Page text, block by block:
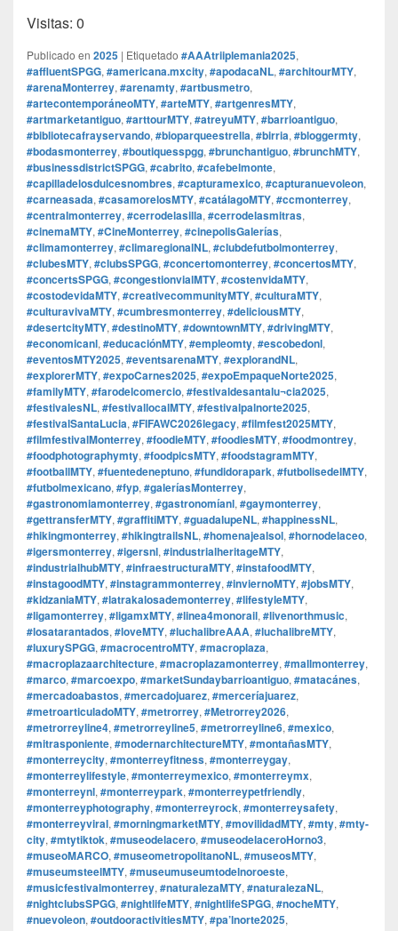
Visitas: 0
Publicado en 2025 | Etiquetado #AAAtriiplemania2025,
#affluentSPGG, #americana.mxcity, #apodacaNL, #architourMTY,
#arenaMonterrey, #arenamty, #artbusmetro,
#artecontemporáneoMTY, #arteMTY, #artgenresMTY,
#artmarketantiguo, #arttourMTY, #atreyuMTY, #barrioantiguo,
#bibliotecafrayservando, #bioparqueestrella, #birria, #bloggermty,
#bodasmonterrey, #boutiquesspgg, #brunchantiguo, #brunchMTY,
#businessdistrictSPGG, #cabrito, #cafebelmonte,
#capilladelosdulcesnombres, #capturamexico, #capturanuevoleon,
#carneasada, #casamorelosMTY, #catálagoMTY, #ccmonterrey,
#centralmonterrey, #cerrodelasilla, #cerrodelasmitras,
#cinemaMTY, #CineMonterrey, #cinepolisGalerías,
#climamonterrey, #climaregionalNL, #clubdefutbolmonterrey,
#clubesMTY, #clubsSPGG, #concertomonterrey, #concertosMTY,
#concertsSPGG, #congestionvialMTY, #costenvidaMTY,
#costodevidaMTY, #creativecommunityMTY, #culturaMTY,
#culturavivaMTY, #cumbresmonterrey, #deliciousMTY,
#desertcityMTY, #destinoMTY, #downtownMTY, #drivingMTY,
#economicanl, #educaciónMTY, #empleomty, #escobedonl,
#eventosMTY2025, #eventsarenaMTY, #explorandNL,
#explorerMTY, #expoCarnes2025, #expoEmpaqueNorte2025,
#familyMTY, #farodelcomercio, #festivaldesantalu¬cia2025,
#festivalesNL, #festivallocalMTY, #festivalpalnorte2025,
#festivalSantaLucia, #FIFAWC2026legacy, #filmfest2025MTY,
#filmfestivalMonterrey, #foodieMTY, #foodiesMTY, #foodmontrey,
#foodphotographymty, #foodpicsMTY, #foodstagramMTY,
#footballMTY, #fuentedeneptuno, #fundidorapark, #futbolisedelMTY,
#futbolmexicano, #fyp, #galeríasMonterrey,
#gastronomiamonterrey, #gastronomíanl, #gaymonterrey,
#gettransferMTY, #graffitiMTY, #guadalupeNL, #happinessNL,
#hikingmonterrey, #hikingtrailsNL, #homenajealsol, #hornodelaceo,
#igersmonterrey, #igersnl, #industrialheritageMTY,
#industrialhubMTY, #infraestructuraMTY, #instafoodMTY,
#instagoodMTY, #instagrammonterrey, #inviernoMTY, #jobsMTY,
#kidzaniaMTY, #latrakalosademonterrey, #lifestyleMTY,
#ligamonterrey, #ligamxMTY, #linea4monorail, #livenorthmusic,
#losatarantados, #loveMTY, #luchalibreAAA, #luchalibreMTY,
#luxurySPGG, #macrocentroMTY, #macroplaza,
#macroplazaarchitecture, #macroplazamonterrey, #mallmonterrey,
#marco, #marcoexpo, #marketSundaybarrioantiguo, #matacánes,
#mercadoabastos, #mercadojuarez, #merceríajuarez,
#metroarticuladoMTY, #metrorrey, #Metrorrey2026,
#metrorreyline4, #metrorreyline5, #metrorreyline6, #mexico,
#mitrasponiente, #modernarchitectureMTY, #montañasMTY,
#monterreycity, #monterreyfitness, #monterreygay,
#monterreylifestyle, #monterreymexico, #monterreymx,
#monterreynl, #monterreypark, #monterreypetfriendly,
#monterreyphotography, #monterreyrock, #monterreysafety,
#monterreyviral, #morningmarketMTY, #movilidadMTY, #mty, #mty-
city, #mtytiktok, #museodelacero, #museodelaceroHorno3,
#museoMARCO, #museometropolitanoNL, #museosMTY,
#museumsteelMTY, #museumuseumtodelnoroeste,
#musicfestivalmonterrey, #naturalezaMTY, #naturalezaNL,
#nightclubsSPGG, #nightlifeMTY, #nightlifeSPGG, #nocheMTY,
#nuevoleon, #outdooractivitiesMTY, #pa’lnorte2025,